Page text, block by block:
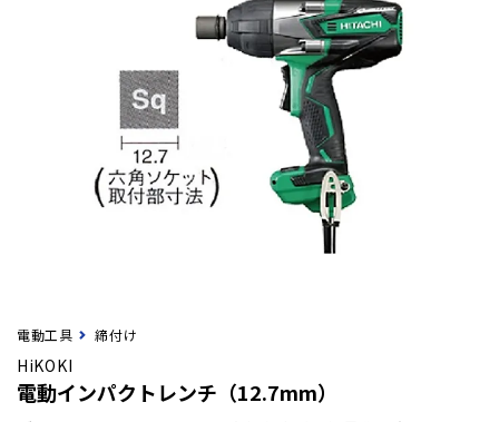
電動工具 締付け
HiKOKI
電動インパクトレンチ（12.7mm）